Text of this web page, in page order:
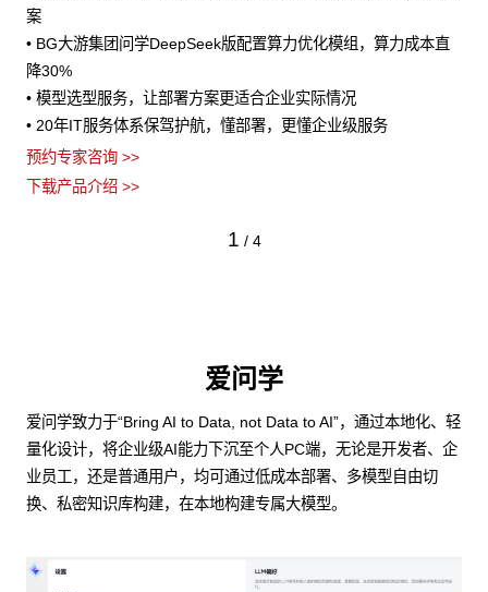
案
• BG大游集团问学DeepSeek版配置算力优化模组，算力成本直
降30%
• 模型选型服务，让部署方案更适合企业实际情况
• 20年IT服务体系保驾护航，懂部署，更懂企业级服务
预约专家咨询 >>
下载产品介绍 >>
1 / 4
爱问学
爱问学致力于“Bring AI to Data, not Data to AI”，通过本地化、轻
量化设计，将企业级AI能力下沉至个人PC端，无论是开发者、企
业员工，还是普通用户，均可通过低成本部署、多模型自由切
换、私密知识库构建，在本地构建专属大模型。